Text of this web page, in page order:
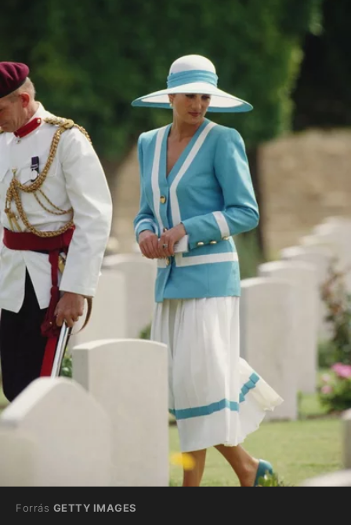
Forrás GETTY IMAGES